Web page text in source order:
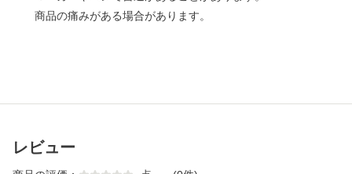
商品の痛みがある場合があります。
レビュー